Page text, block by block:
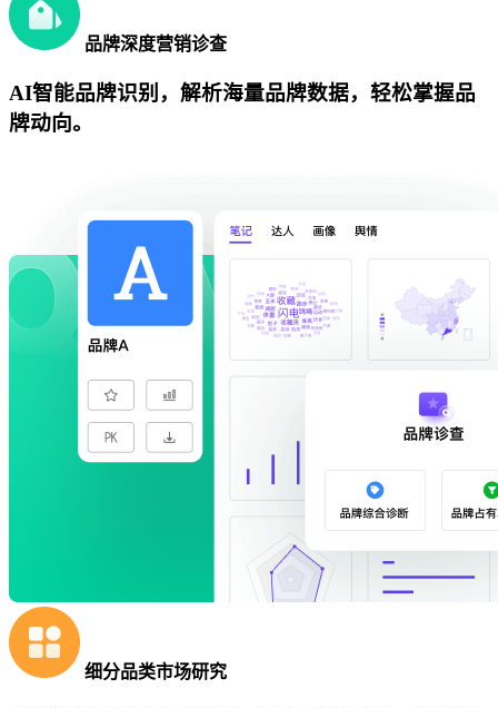
品牌深度营销诊查
AI智能品牌识别，解析海量品牌数据，轻松掌握品
牌动向。
细分品类市场研究